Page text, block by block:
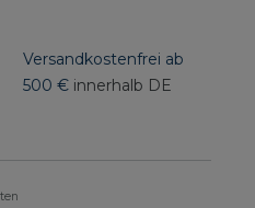
Versandkostenfrei ab
500 € innerhalb DE